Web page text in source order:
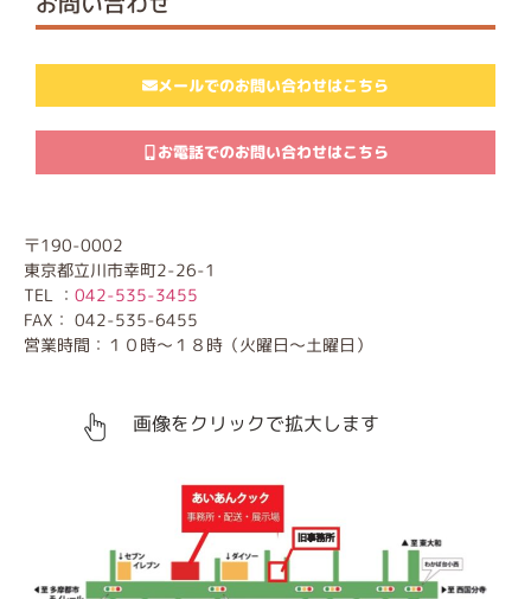
メールでのお問い合わせはこちら
お電話でのお問い合わせはこちら
〒190-0002
東京都立川市幸町2-26-1
TEL ： 042-535-3455
FAX： 042-535-6455
営業時間：１０時～１８時（火曜日～土曜日）
画像をクリックで拡大します